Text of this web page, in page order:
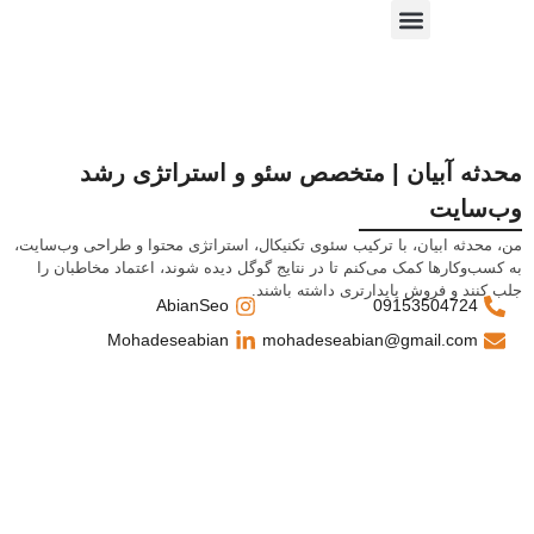
محدثه آبیان | متخصص سئو و استراتژی رشد
وب‌سایت
من، محدثه ابیان، با ترکیب سئوی تکنیکال، استراتژی محتوا و طراحی وب‌سایت،
به کسب‌وکارها کمک می‌کنم تا در نتایج گوگل دیده شوند، اعتماد مخاطبان را
جلب کنند و فروش پایدارتری داشته باشند.
09153504724
mohadeseabian@gmail.com
AbianSeo
Mohadeseabian